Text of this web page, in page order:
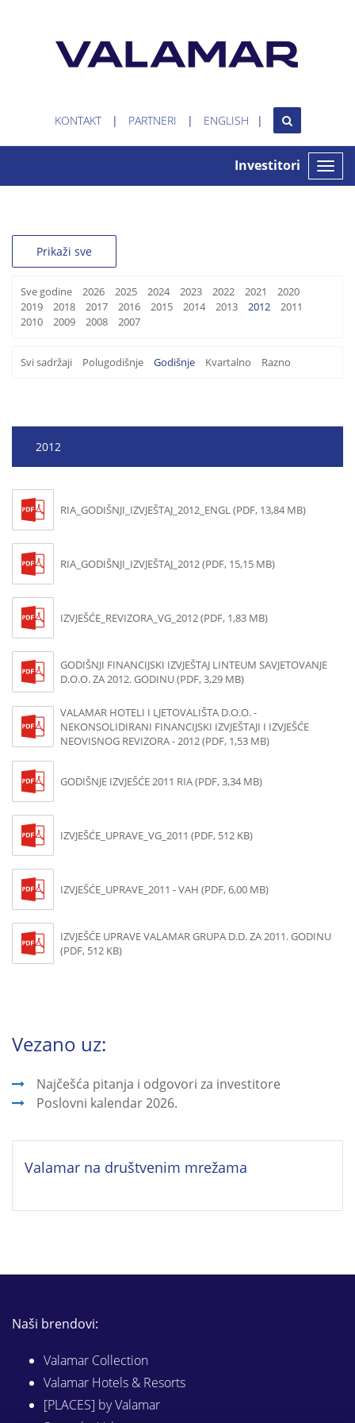
KONTAKT PARTNERI ENGLISH
Toggle
Investitori
Prikaži sve
Sve godine 2026 2025 2024 2023 2022 2021
2020
2019
2018 2017 2016 2015 2014 2013 2012
2011
2010
2009 2008 2007
Svi sadržaji Polugodišnje Godišnje Kvartalno Razno
2012
RIA_GODIŠNJI_IZVJEŠTAJ_2012_ENGL (PDF, 13,84 MB)
RIA_GODIŠNJI_IZVJEŠTAJ_2012 (PDF, 15,15 MB)
IZVJEŠĆE_REVIZORA_VG_2012 (PDF, 1,83 MB)
GODIŠNJI FINANCIJSKI IZVJEŠTAJ LINTEUM SAVJETOVANJE
D.O.O. ZA 2012. GODINU (PDF, 3,29 MB)
VALAMAR HOTELI I LJETOVALIŠTA D.O.O. -
NEKONSOLIDIRANI FINANCIJSKI IZVJEŠTAJI I IZVJEŠĆE
NEOVISNOG REVIZORA - 2012 (PDF, 1,53 MB)
GODIŠNJE IZVJEŠĆE 2011 RIA (PDF, 3,34 MB)
IZVJEŠĆE_UPRAVE_VG_2011 (PDF, 512 KB)
IZVJEŠĆE_UPRAVE_2011 - VAH (PDF, 6,00 MB)
IZVJEŠĆE UPRAVE VALAMAR GRUPA D.D. ZA 2011. GODINU
(PDF, 512 KB)
Vezano uz:
Najčešća pitanja i odgovori za investitore
Poslovni kalendar 2026.
Valamar na društvenim mrežama
Naši brendovi:
Valamar Collection
Valamar Hotels & Resorts
[PLACES] by Valamar